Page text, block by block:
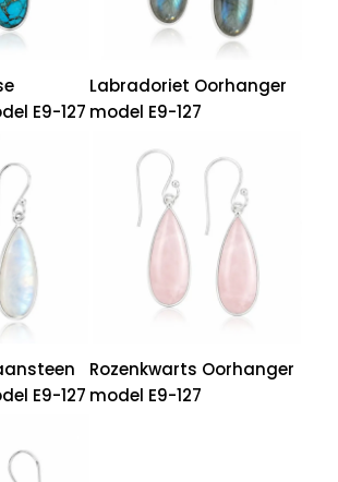
E9-127
Labradoriet Oorhanger
model E9-127
E9-127
Rozenkwarts Oorhanger
model E9-127